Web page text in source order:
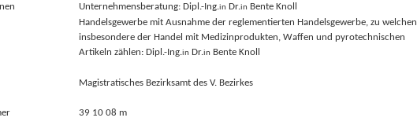
Unternehmensberatung: Dipl.-Ing.in Dr.in Bente Knoll
Handelsgewerbe mit Ausnahme der reglementierten Handelsgewerbe, zu welchen
insbesondere der Handel mit Medizinprodukten, Waffen und pyrotechnischen
Artikeln zählen: Dipl.-Ing.in Dr.in Bente Knoll
Magistratisches Bezirksamt des V. Bezirkes
39 10 08 m